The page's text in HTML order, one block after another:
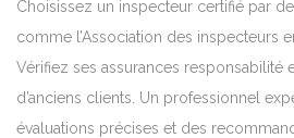
Choisissez un inspecteur certifié par
comme l’Association des inspecteurs
Vérifiez ses assurances responsabilité
d’anciens clients. Un professionnel
évaluations précises et des